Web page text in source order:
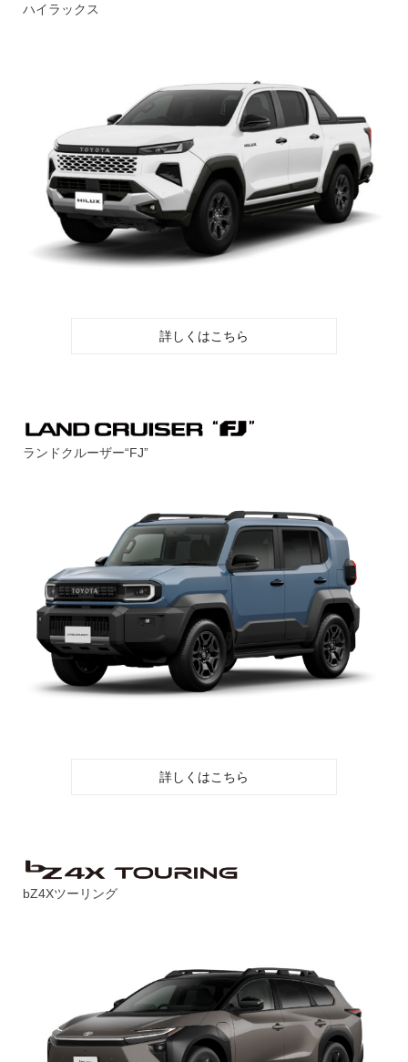
ハイラックス
詳しくはこちら
ランドクルーザー“FJ”
詳しくはこちら
bZ4Xツーリング